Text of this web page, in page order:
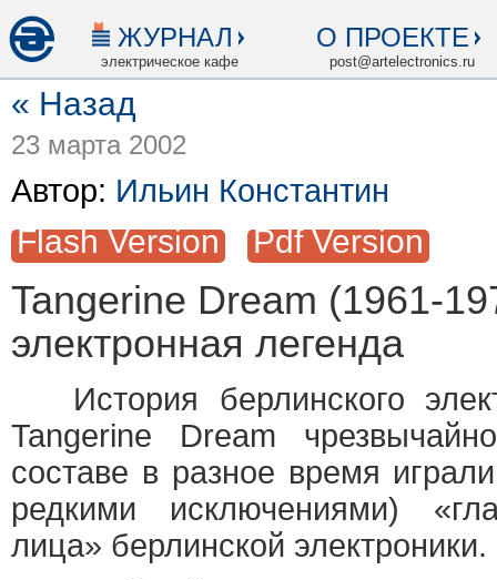
ЖУРНАЛ
электрическое кафе
О ПРОЕКТЕ
post@artelectronics.ru
« Назад
23 марта 2002
Автор: Ильин Константин
Flash Version Pdf Version
Tangerine Dream (1961-
электронная легенда
История берлинского
Tangerine Dream
составе в разное время
редкими исключениями)
лица» берлинской электроники.